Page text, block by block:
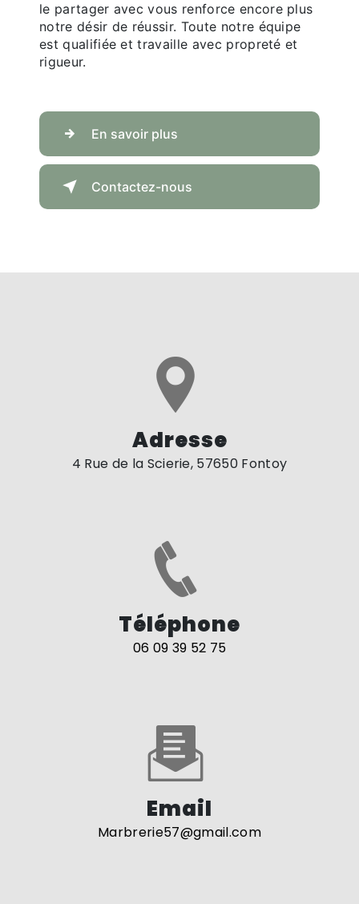
le partager avec vous renforce encore plus
notre désir de réussir. Toute notre équipe
est qualifiée et travaille avec propreté et
rigueur.
En savoir plus
Contactez-nous
Adresse
4 Rue de la Scierie, 57650 Fontoy
Téléphone
06 09 39 52 75
Email
marbrerie57@gmail.com